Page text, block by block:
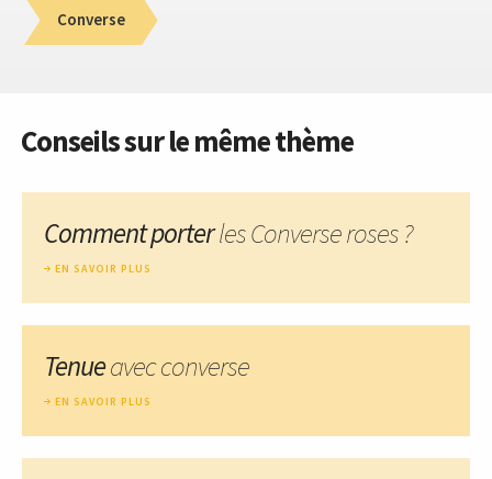
Converse
Conseils sur le même thème
Comment porterles Converse roses ?
EN SAVOIR PLUS
Tenueavec converse
EN SAVOIR PLUS